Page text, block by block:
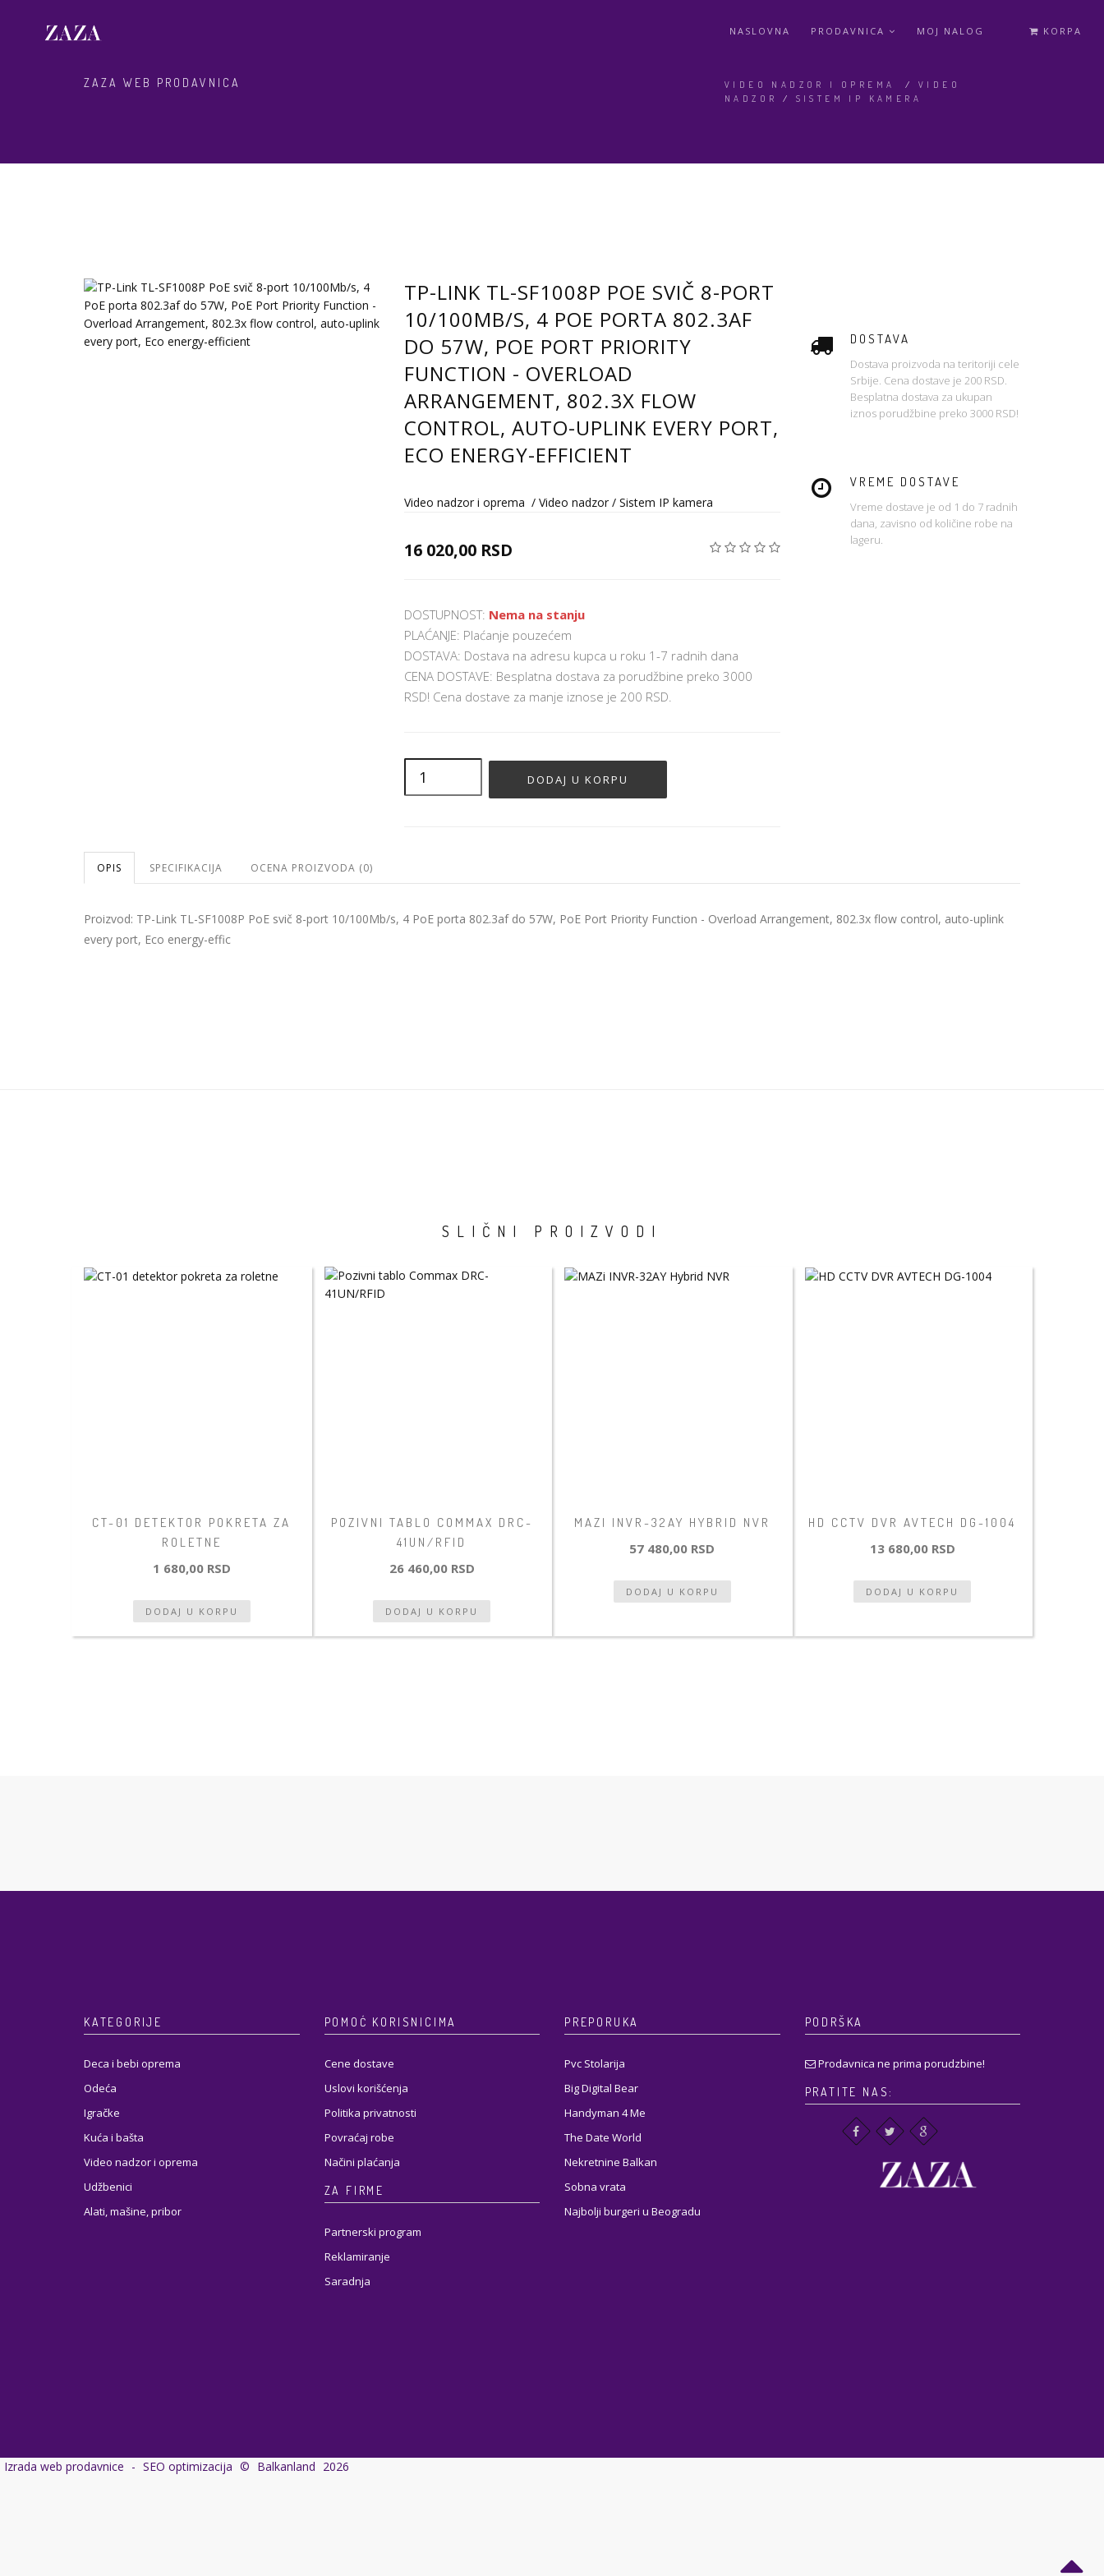
NASLOVNA PRODAVNICA MOJ NALOG KORPA
ZAZA WEB PRODAVNICA VIDEO NADZOR I OPREMA /VIDEO
NADZOR
/ SISTEM IP KAMERA
TP-LINK TL-SF1008P POE SVIČ 8-PORT
10/100MB/S, 4 POE PORTA 802.3AF
DO 57W, POE PORT PRIORITY
FUNCTION - OVERLOAD
ARRANGEMENT, 802.3X FLOW
CONTROL, AUTO-UPLINK EVERY PORT,
ECO ENERGY-EFFICIENT
Video nadzor i oprema / Video nadzor / Sistem IP kamera
16 020,00 RSD
DOSTUPNOST: Nema na stanju
PLAĆANJE: Plaćanje pouzećem
DOSTAVA: Dostava na adresu kupca u roku 1-7 radnih dana
CENA DOSTAVE: Besplatna dostava za porudžbine preko 3000
RSD! Cena dostave za manje iznose je 200 RSD.
DOSTAVA
Dostava proizvoda na teritoriji cele
Srbije. Cena dostave je 200 RSD.
Besplatna dostava za ukupan
iznos porudžbine preko 3000 RSD!
VREME DOSTAVE
Vreme dostave je od 1 do 7 radnih
dana, zavisno od količine robe na
lageru.
OPIS SPECIFIKACIJA OCENA PROIZVODA (0)
Proizvod: TP-Link TL-SF1008P PoE svič 8-port 10/100Mb/s, 4 PoE porta 802.3af do 57W, PoE Port Priority Function - Overload Arrangement, 802.3x flow control, auto-uplink
every port, Eco energy-effic
SLIČNI PROIZVODI
CT-01 DETEKTOR POKRETA ZA
ROLETNE
1 680,00 RSD
POZIVNI TABLO COMMAX DRC-
41UN/RFID
26 460,00 RSD
MAZI INVR-32AY HYBRID NVR
57 480,00 RSD
HD CCTV DVR AVTECH DG-1004
13 680,00 RSD
KATEGORIJE
Deca i bebi oprema
Odeća
Igračke
Kuća i bašta
Video nadzor i oprema
Udžbenici
Alati, mašine, pribor
POMOĆ KORISNICIMA
Cene dostave
Uslovi korišćenja
Politika privatnosti
Povraćaj robe
Načini plaćanja
ZA FIRME
Partnerski program
Reklamiranje
Saradnja
PREPORUKA
Pvc Stolarija
Big Digital Bear
Handyman 4 Me
The Date World
Nekretnine Balkan
Sobna vrata
Najbolji burgeri u Beogradu
PODRŠKA
Prodavnica ne prima porudzbine!
PRATITE NAS:
Izrada web prodavnice - SEO optimizacija © Balkanland 2026